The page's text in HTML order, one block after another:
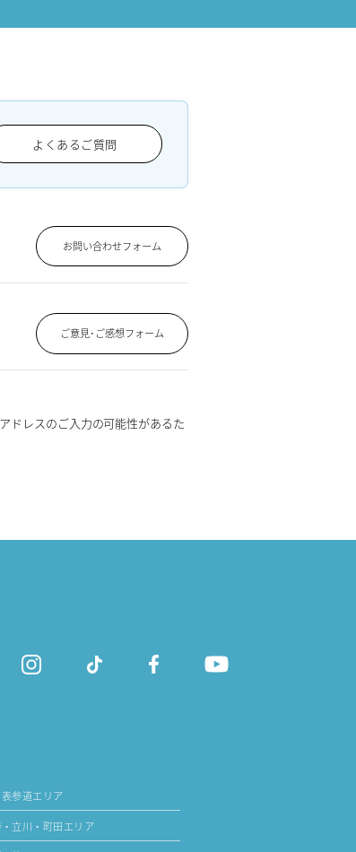
よくあるご質問
お問い合わせフォーム
ご意見･ご感想フォーム
ドレスのご入力の可能性があるた
参道エリア
立川・町田エリア